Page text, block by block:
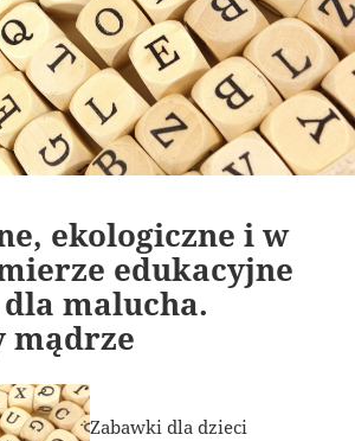
ekologiczne i w
edukacyjne
malucha.
mądrze
Zabawki dla dzieci